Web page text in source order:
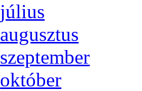
jú­li­us
au­gusz­tus
szep­tem­ber
ok­tó­ber